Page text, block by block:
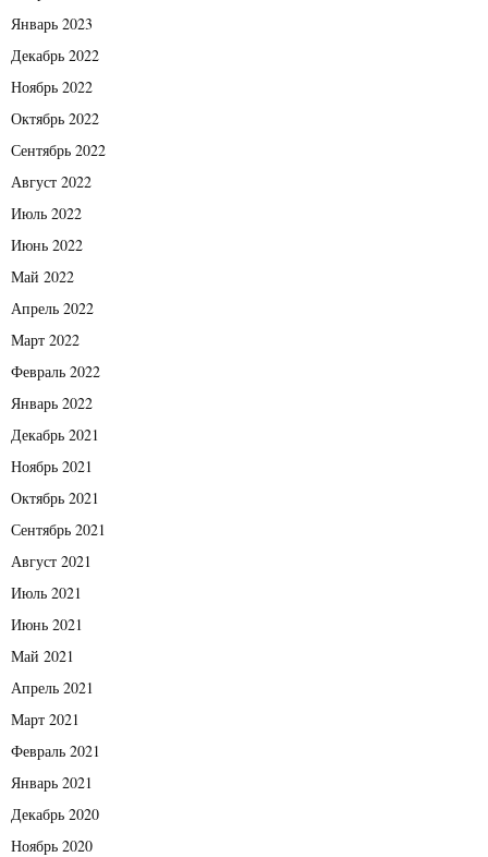
Январь 2023
Декабрь 2022
Ноябрь 2022
Октябрь 2022
Сентябрь 2022
Август 2022
Июль 2022
Июнь 2022
Май 2022
Апрель 2022
Март 2022
Февраль 2022
Январь 2022
Декабрь 2021
Ноябрь 2021
Октябрь 2021
Сентябрь 2021
Август 2021
Июль 2021
Июнь 2021
Май 2021
Апрель 2021
Март 2021
Февраль 2021
Январь 2021
Декабрь 2020
Ноябрь 2020